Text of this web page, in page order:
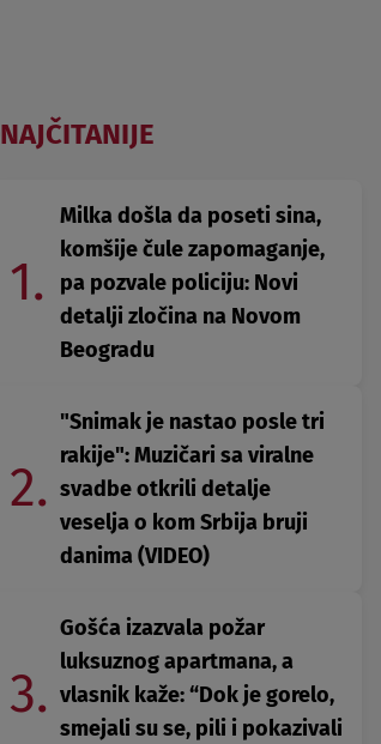
NAJČITANIJE
1.
Milka došla da poseti sina,
komšije čule zapomaganje,
pa pozvale policiju: Novi
detalji zločina na Novom
Beogradu
2.
"Snimak je nastao posle tri
rakije": Muzičari sa viralne
svadbe otkrili detalje
veselja o kom Srbija bruji
danima (VIDEO)
3.
Gošća izazvala požar
luksuznog apartmana, a
vlasnik kaže: “Dok je gorelo,
smejali su se, pili i pokazivali